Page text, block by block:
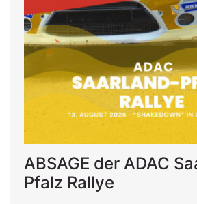
ABSAGE der ADAC
Pfalz Rallye